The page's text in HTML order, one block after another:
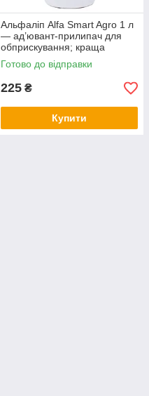
Альфаліп Alfa Smart Agro 1 л
— ад’ювант-прилипач для
обприскування; краща
змочуваність і дощестійкість,
щоб дощ не змивав обробку
Готово до відправки
225 ₴
Купити